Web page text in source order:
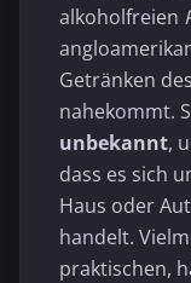
alkoholfreien
Getränken
nahekommt.
unbekannt,
dass es sich
Haus oder
handelt.
praktischen,